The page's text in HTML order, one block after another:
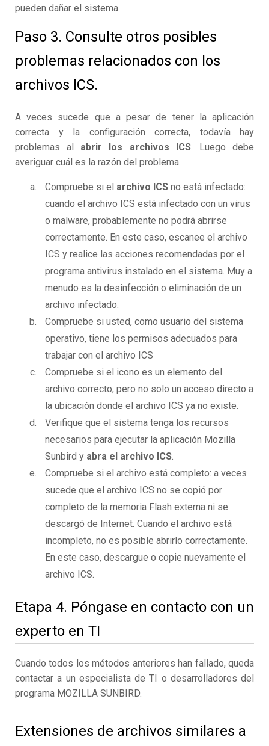
pueden dañar el sistema.
Paso 3. Consulte otros posibles
problemas relacionados con los
archivos ICS.
A veces sucede que a pesar de tener la aplicación
correcta y la configuración correcta, todavía hay
problemas al abrir los archivos ICS. Luego debe
averiguar cuál es la razón del problema.
Compruebe si el archivo ICS no está infectado:
cuando el archivo ICS está infectado con un virus
o malware, probablemente no podrá abrirse
correctamente. En este caso, escanee el archivo
ICS y realice las acciones recomendadas por el
programa antivirus instalado en el sistema. Muy a
menudo es la desinfección o eliminación de un
archivo infectado.
Compruebe si usted, como usuario del sistema
operativo, tiene los permisos adecuados para
trabajar con el archivo ICS
Compruebe si el icono es un elemento del
archivo correcto, pero no solo un acceso directo a
la ubicación donde el archivo ICS ya no existe.
Verifique que el sistema tenga los recursos
necesarios para ejecutar la aplicación Mozilla
Sunbird y abra el archivo ICS.
Compruebe si el archivo está completo: a veces
sucede que el archivo ICS no se copió por
completo de la memoria Flash externa ni se
descargó de Internet. Cuando el archivo está
incompleto, no es posible abrirlo correctamente.
En este caso, descargue o copie nuevamente el
archivo ICS.
Etapa 4. Póngase en contacto con un
experto en TI
Cuando todos los métodos anteriores han fallado, queda
contactar a un especialista de TI o desarrolladores del
programa MOZILLA SUNBIRD.
Extensiones de archivos similares a